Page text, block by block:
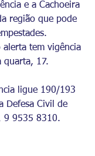
e a Cachoeira
região que pode
tem vigência
quarta, 17.
ligue 190/193
Defesa Civil de
9 9535 8310.